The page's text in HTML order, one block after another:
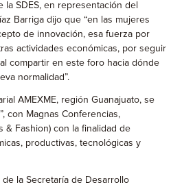
la SDES, en representación del
Barriga dijo que “en las mujeres
de innovación, esa fuerza por
actividades económicas, por seguir
compartir en este foro hacia dónde
normalidad”.
AMEXME, región Guanajuato, se
con Magnas Conferencias,
& Fashion) con la finalidad de
productivas, tecnológicas y
la Secretaría de Desarrollo